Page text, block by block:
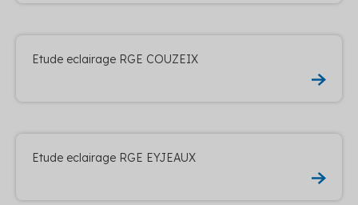
Etude eclairage RGE COUZEIX
Etude eclairage RGE EYJEAUX